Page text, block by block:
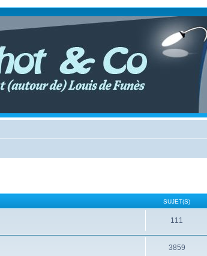
SUJET(S)
111
3859